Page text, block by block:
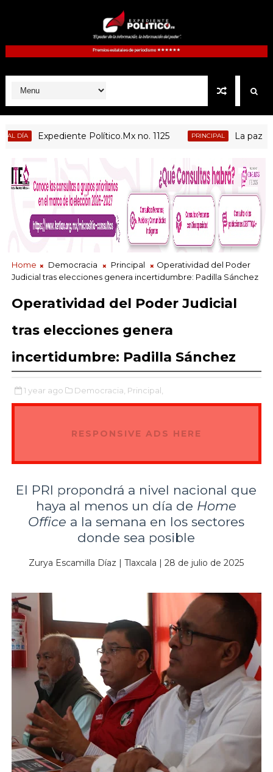
Expediente Político.Mx no. 1125 PRINCIPAL La paz no
Home Democracia Principal
Operatividad del Poder
Judicial tras elecciones genera incertidumbre: Padilla Sánchez
Operatividad del Poder Judicial
tras elecciones genera
incertidumbre: Padilla Sánchez
1 year ago Democracia, Principal,
RESPONSIVE ADS HERE
El PRI propondrá a nivel nacional que
haya al menos un día de Home
Office a la semana en los sectores
donde sea posible
Zurya Escamilla Díaz | Tlaxcala | 28 de julio de 2025